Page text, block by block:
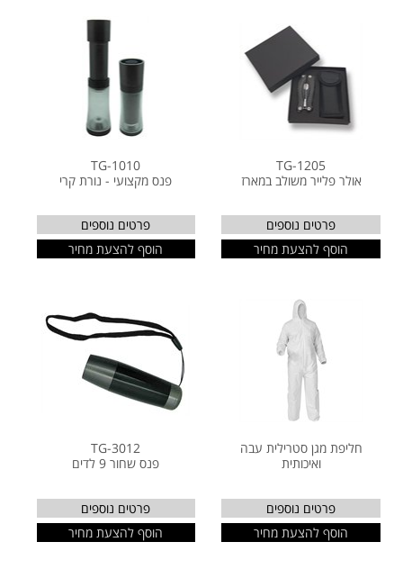
TG-1205
אולר פלייר משולב במארז
פרטים נוספים
הוסף להצעת מחיר
TG-1010
פנס מקצועי - נורת קרי
פרטים נוספים
הוסף להצעת מחיר
חליפת מגן סטרילית עבה
ואיכותית
פרטים נוספים
הוסף להצעת מחיר
TG-3012
פנס שחור 9 לדים
פרטים נוספים
הוסף להצעת מחיר